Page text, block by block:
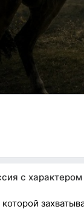
с характером